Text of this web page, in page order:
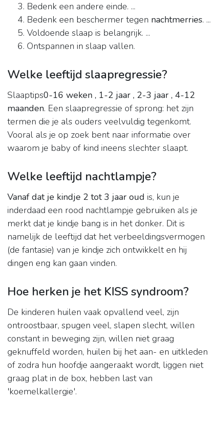
Bedenk een andere einde. ...
Bedenk een beschermer tegen nachtmerries. ...
Voldoende slaap is belangrijk. ...
Ontspannen in slaap vallen.
Welke leeftijd slaapregressie?
Slaaptips0-16 weken , 1-2 jaar , 2-3 jaar , 4-12
maanden. Een slaapregressie of sprong: het zijn
termen die je als ouders veelvuldig tegenkomt.
Vooral als je op zoek bent naar informatie over
waarom je baby of kind ineens slechter slaapt.
Welke leeftijd nachtlampje?
Vanaf dat je kindje 2 tot 3 jaar oud is, kun je
inderdaad een rood nachtlampje gebruiken als je
merkt dat je kindje bang is in het donker. Dit is
namelijk de leeftijd dat het verbeeldingsvermogen
(de fantasie) van je kindje zich ontwikkelt en hij
dingen eng kan gaan vinden.
Hoe herken je het KISS syndroom?
De kinderen huilen vaak opvallend veel, zijn
ontroostbaar, spugen veel, slapen slecht, willen
constant in beweging zijn, willen niet graag
geknuffeld worden, huilen bij het aan- en uitkleden
of zodra hun hoofdje aangeraakt wordt, liggen niet
graag plat in de box, hebben last van
'koemelkallergie'.